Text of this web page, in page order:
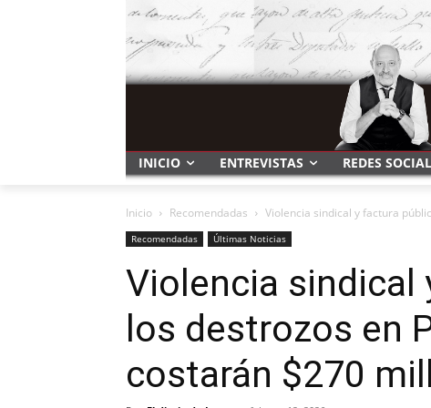
INICIO ENTREVISTAS REDES
Inicio Recomendadas Violencia sindical y factura
Recomendadas Últimas Noticias
Violencia sindical
los destrozos en
costarán $270